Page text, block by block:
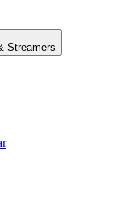
Streamers